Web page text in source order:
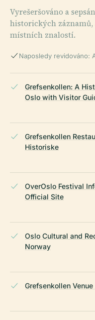
Vyrešeršováno a
historických
místních znalostí.
Naposledy revidováno:
Grefsenkollen: A
Oslo with Visitor
Grefsenkollen
Historiske
OverOslo Festival
Official Site
Oslo Cultural and
Norway
Grefsenkollen